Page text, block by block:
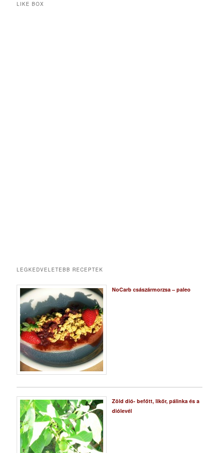
LIKE BOX
LEGKEDVELETEBB RECEPTEK
NoCarb császármorzsa – paleo
Zöld dió- befőtt, likőr, pálinka és a
diólevél